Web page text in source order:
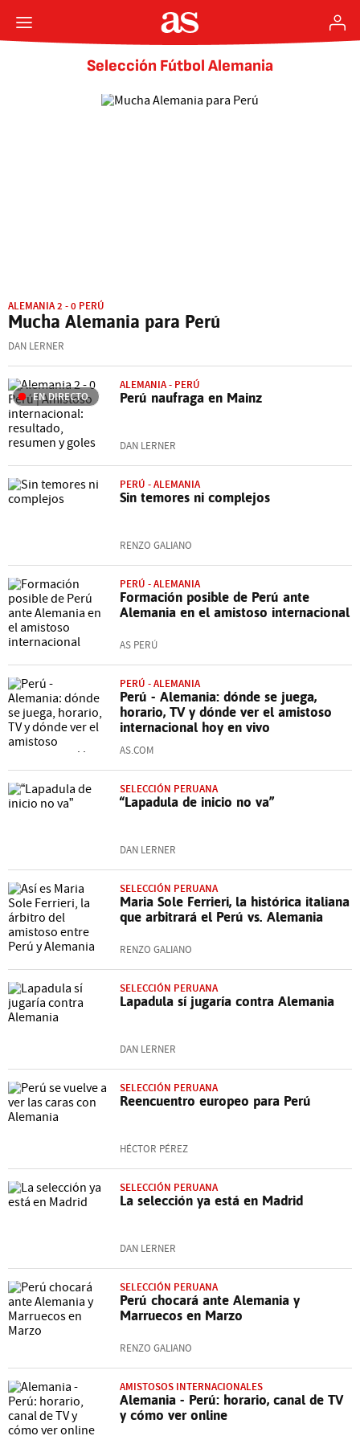
Selección Fútbol Alemania
ALEMANIA 2 - 0 PERÚ
Mucha Alemania para Perú
DAN LERNER
EN DIRECTO
ALEMANIA - PERÚ
Perú naufraga en Mainz
DAN LERNER
PERÚ - ALEMANIA
Sin temores ni complejos
RENZO GALIANO
PERÚ - ALEMANIA
Formación posible de Perú ante
Alemania en el amistoso internacional
AS PERÚ
PERÚ - ALEMANIA
Perú - Alemania: dónde se juega,
horario, TV y dónde ver el amistoso
internacional hoy en vivo
AS.COM
SELECCIÓN PERUANA
“Lapadula de inicio no va”
DAN LERNER
SELECCIÓN PERUANA
Maria Sole Ferrieri, la histórica italiana
que arbitrará el Perú vs. Alemania
RENZO GALIANO
SELECCIÓN PERUANA
Lapadula sí jugaría contra Alemania
DAN LERNER
SELECCIÓN PERUANA
Reencuentro europeo para Perú
HÉCTOR PÉREZ
SELECCIÓN PERUANA
La selección ya está en Madrid
DAN LERNER
SELECCIÓN PERUANA
Perú chocará ante Alemania y
Marruecos en Marzo
RENZO GALIANO
AMISTOSOS INTERNACIONALES
Alemania - Perú: horario, canal de TV
y cómo ver online